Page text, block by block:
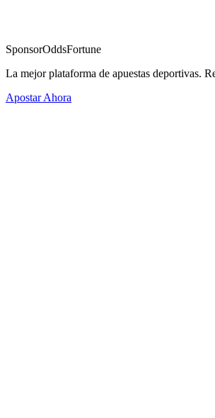
SponsorOddsFortune
La mejor plataforma de apuestas deportivas.
Apostar Ahora